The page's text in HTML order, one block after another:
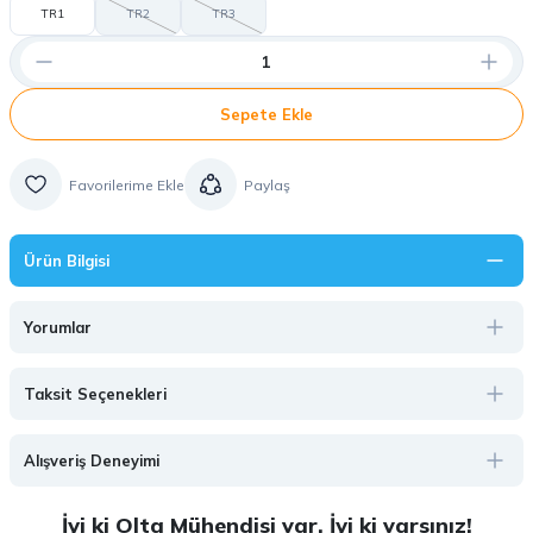
TR1 TR2 TR3
Sepete Ekle
Paylaş
Ürün Bilgisi
Yorumlar
Taksit Seçenekleri
Alışveriş Deneyimi
İyi ki Olta Mühendisi var, İyi ki varsınız!